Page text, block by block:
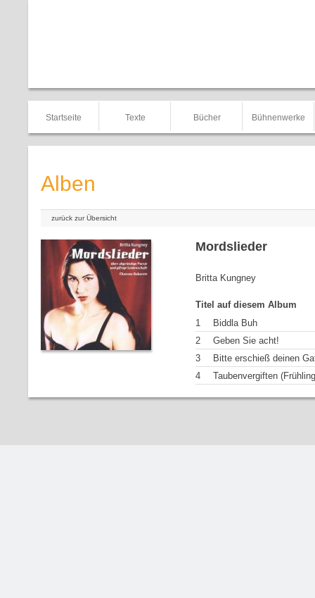
Startseite Texte Bücher Bühnenwerke
Alben
zurück zur Übersicht
Mordslieder
Britta Kungney
Titel auf diesem Album
1
Biddla Buh
2
Geben Sie acht!
3
Bitte erschieß deinen
4
Taubenvergiften